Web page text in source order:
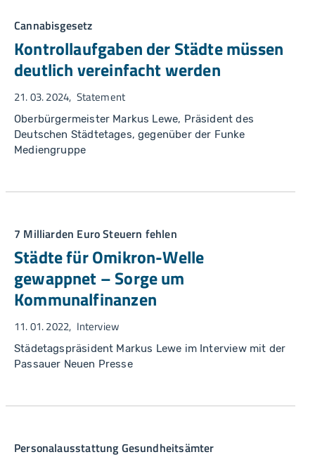
Cannabisgesetz
Kontrollaufgaben der Städte müssen
deutlich vereinfacht werden
21. 03. 2024 Statement
Oberbürgermeister Markus Lewe, Präsident des
Deutschen Städtetages, gegenüber der Funke
Mediengruppe
7 Milliarden Euro Steuern fehlen
Städte für Omikron-Welle
gewappnet – Sorge um
Kommunalfinanzen
11. 01. 2022 Interview
Städetagspräsident Markus Lewe im Interview mit der
Passauer Neuen Presse
Personalausstattung Gesundheitsämter